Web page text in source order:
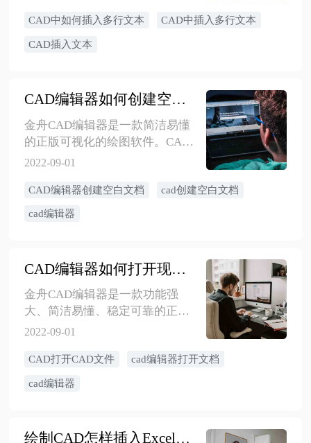
CAD中如何插入多行文本 CAD中插入多行文本
CAD插入文本
CAD编辑器如何创建空白文档
金舟CAD编辑器是一款简洁易懂
的正版可视化的绘图软件。CAD
编辑器如何创建新的空白文件？
使用下。
2022-09-01
CAD编辑器创建空白文档 cad创建空白文档
cad编辑器
CAD编辑器如何打开现有CAD文件文档
金舟CAD编辑器是一款功能强
大、简洁易懂、稳定可靠的正版
可视化的绘图软件。CAD编辑器
编辑，那么如何打开这些文档
呢？下面是关于软件怎么打开文
2022-09-01
CAD打开CAD文件 cad编辑器打开文档
cad编辑器
绘制CAD怎样插入Excel图表